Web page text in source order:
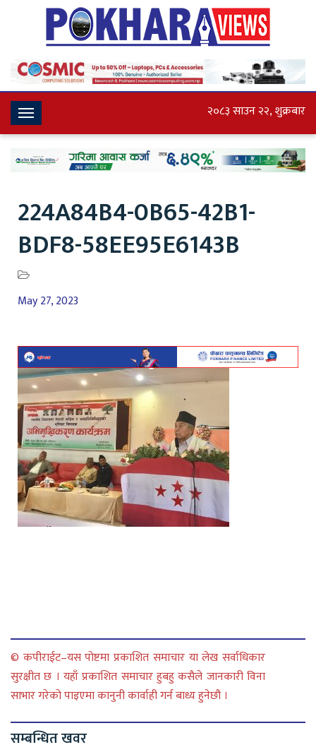
Toggle
Navigation
२०८३ साउन २२, शुक्रबार
224A84B4-0B65-42B1-
BDF8-58EE95E6143B
May 27, 2023
© कपीराईट–यस पोष्टमा प्रकाशित समाचार या लेख सर्वाधिकार
सुरक्षीत छ । यहाँ प्रकाशित समाचार हुबहु कसैले जानकारी विना
साभार गरेको पाइएमा कानुनी कार्वाही गर्न बाध्य हुनेछौ ।
सम्बन्धित खवर